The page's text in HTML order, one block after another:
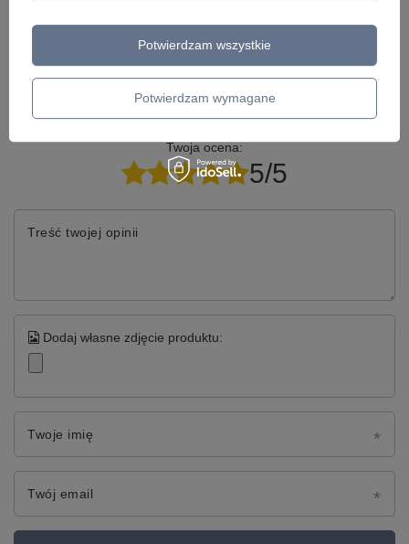
Model znajdziesz w kategoriach
Napisz swoją opinię
Twoja ocena:
5/5
Treść twojej opinii
Dodaj własne zdjęcie produktu:
Twoje imię
Twój email
Potwierdzam wymagane
Potwierdzam wszystkie